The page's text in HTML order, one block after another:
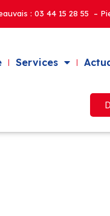
: 03 44 15 28 55 –
Services